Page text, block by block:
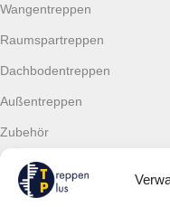
Wangentreppen
Raumspartreppen
Dachbodentreppen
Außentreppen
Zubehör
Geländer
Waldsofas